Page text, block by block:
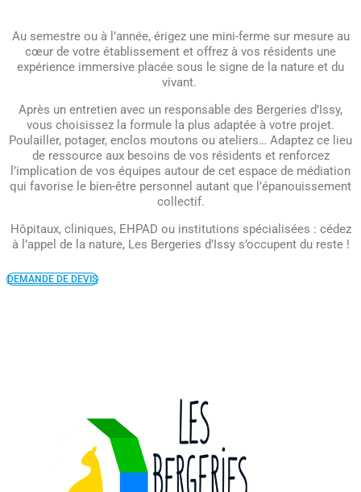
Au semestre ou à l’année, érigez une mini-ferme sur mesure au
cœur de votre établissement et offrez à vos résidents une
expérience immersive placée sous le signe de la nature et du
vivant.
Après un entretien avec un responsable des Bergeries d’Issy,
vous choisissez la formule la plus adaptée à votre projet.
Poulailler, potager, enclos moutons ou ateliers… Adaptez ce lieu
de ressource aux besoins de vos résidents et renforcez
l’implication de vos équipes autour de cet espace de médiation
qui favorise le bien-être personnel autant que l’épanouissement
collectif.
Hôpitaux, cliniques, EHPAD ou institutions spécialisées : cédez
à l’appel de la nature, Les Bergeries d’Issy s’occupent du reste !
DEMANDE DE DEVIS